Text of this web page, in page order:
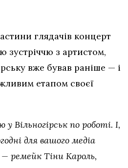
глядачів концерт
з артистом,
вже бував раніше — і
етапом своєї
Вільногірськ по роботі. І,
для вашого медіа
ремейк Тіни Кароль,